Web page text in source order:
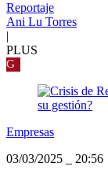
Reportaje
Ani Lu Torres
|
PLUS
G
Empresas
03/03/2025
20:56